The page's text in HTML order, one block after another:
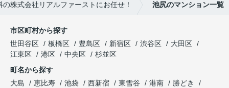
株式会社リアルファーストにお任せ！ 池尻のマンション一覧
市区町村から探す
世田谷区
板橋区 豊島区 新宿区 渋谷区
大田区
江東区
港区 中央区
杉並区
町名から探す
大島
恵比寿 池袋 西新宿 東雪谷 港南
勝どき